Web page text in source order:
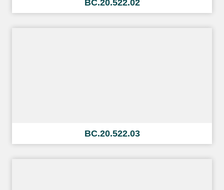
BC.20.522.02
BC.20.522.03